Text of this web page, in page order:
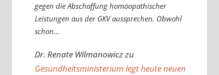
gegen die Abschaffung homöopathischer
Leistungen aus der GKV aussprechen. Obwohl
schon…
Dr. Renate Wilmanowiczzu
Gesundheitsministerium legt heute neuen